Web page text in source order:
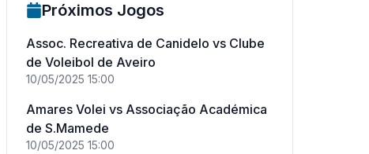
Próximos Jogos
Assoc. Recreativa de Canidelo vs Clube
de Voleibol de Aveiro
10/05/2025 15:00
Amares Volei vs Associação Académica
de S.Mamede
10/05/2025 15:00